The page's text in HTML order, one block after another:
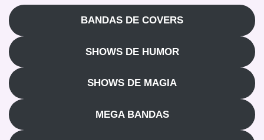
BANDAS DE COVERS
SHOWS DE HUMOR
SHOWS DE MAGIA
MEGA BANDAS